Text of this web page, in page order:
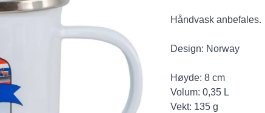
Håndvask anbefales.
Design: Norway
Høyde: 8 cm
Volum: 0,35 L
Vekt: 135 g